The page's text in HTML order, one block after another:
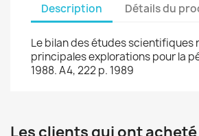
Description Détails du
Le bilan des études scientifiques
principales explorations pour la
1988. A4, 222 p. 1989